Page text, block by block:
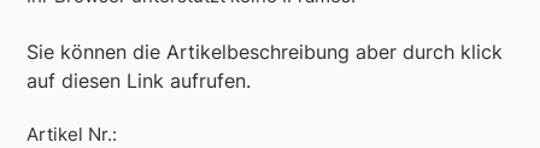
Sie können die Artikelbeschreibung aber durch klick
auf diesen Link aufrufen.
Artikel Nr.: